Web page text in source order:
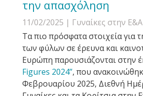
την απασχόληση
11/02/2025 | Γυναίκες στην Ε&Α
Τα πιο πρόσφατα στοιχεία για
των φύλων σε έρευνα και
Ευρώπη παρουσιάζονται στην
Figures 2024”, που
Φεβρουαρίου 2025, Διεθνή